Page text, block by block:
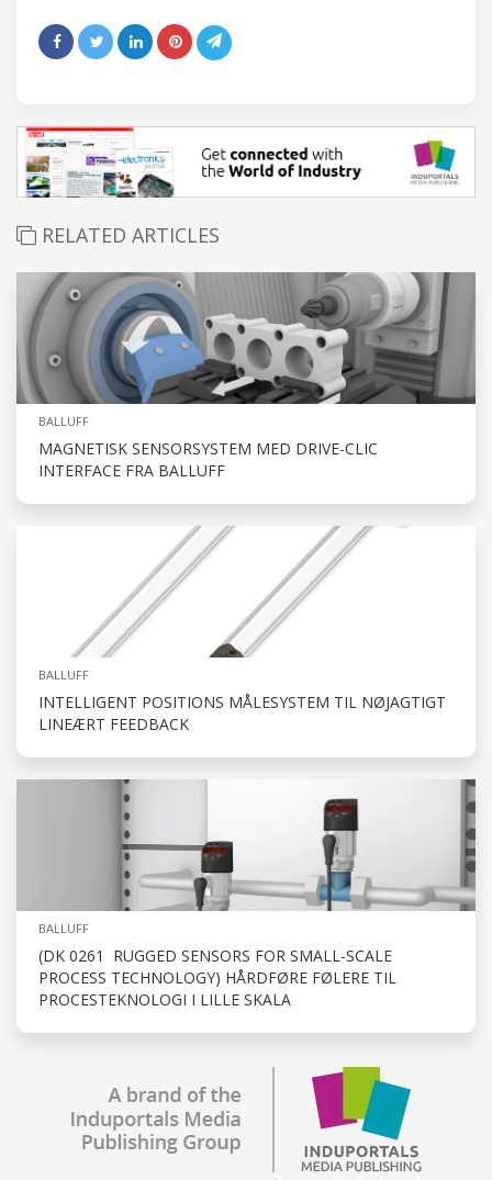
RELATED ARTICLES
BALLUFF
MAGNETISK SENSORSYSTEM MED DRIVE-CLIC
INTERFACE FRA BALLUFF
BALLUFF
INTELLIGENT POSITIONS MÅLESYSTEM TIL NØJAGTIGT
LINEÆRT FEEDBACK
BALLUFF
(DK 0261 RUGGED SENSORS FOR SMALL-SCALE
PROCESS TECHNOLOGY) HÅRDFØRE FØLERE TIL
PROCESTEKNOLOGI I LILLE SKALA